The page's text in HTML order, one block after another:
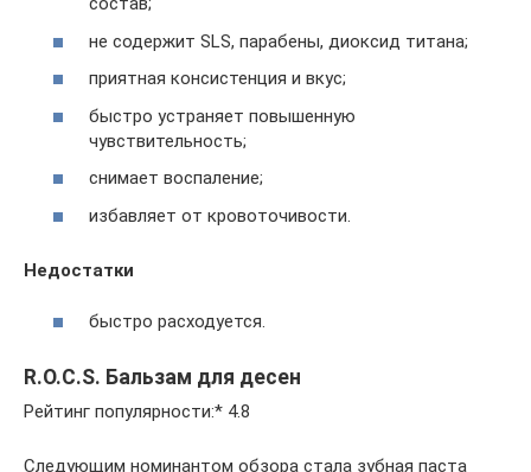
не содержит SLS, парабены, диоксид титана;
приятная консистенция и вкус;
быстро устраняет повышенную
чувствительность;
снимает воспаление;
избавляет от кровоточивости.
Недостатки
быстро расходуется.
R.O.C.S. Бальзам для десен
Рейтинг популярности:* 4.8
Следующим номинантом обзора стала зубная паста